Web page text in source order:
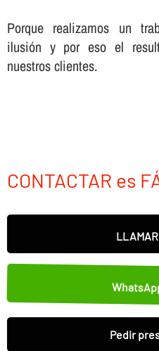
Porque realizamos un
ilusión y por eso el
nuestros clientes.
CONTACTAR es
Pedir